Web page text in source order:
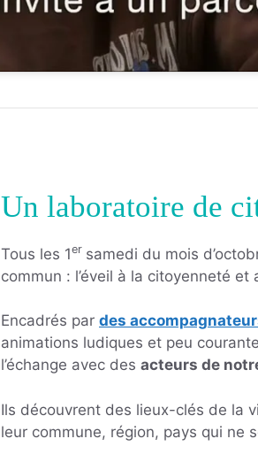
Un laboratoire de
Tous les 1er samedi du mois
commun : l’éveil à la citoyenneté et
Encadrés par des
animations ludiques et peu
l’échange avec des acteurs de
Ils découvrent des lieux-clés de la
leur commune, région, pays qui ne